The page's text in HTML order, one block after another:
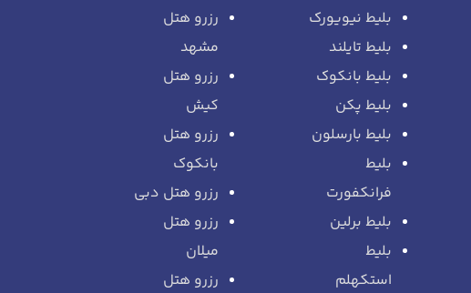
بلیط نیویورک
بلیط تایلند
بلیط بانکوک
بلیط پکن
بلیط بارسلون
بلیط
فرانکفورت
بلیط برلین
بلیط
استکهلم
رزرو هتل
مشهد
رزرو هتل
کیش
رزرو هتل
بانکوک
رزرو هتل دبی
رزرو هتل
میلان
رزرو هتل